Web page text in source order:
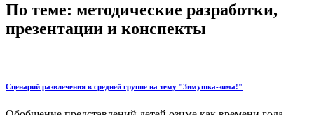
По теме: методические разработки,
презентации и конспекты
Сценарий развлечения в средней группе на тему "Зимушка-зима!"